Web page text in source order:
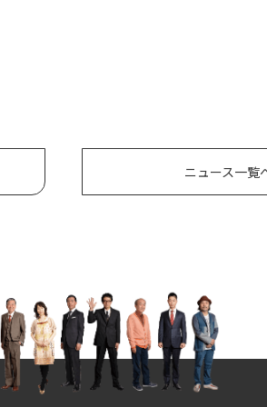
ニュース一覧